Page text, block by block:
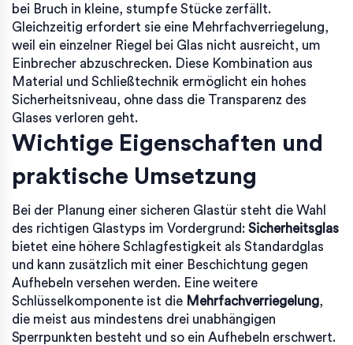
bei Bruch in kleine, stumpfe Stücke zerfällt.
Gleichzeitig erfordert sie eine Mehrfachverriegelung,
weil ein einzelner Riegel bei Glas nicht ausreicht, um
Einbrecher abzuschrecken. Diese Kombination aus
Material und Schließtechnik ermöglicht ein hohes
Sicherheitsniveau, ohne dass die Transparenz des
Glases verloren geht.
Wichtige Eigenschaften und
praktische Umsetzung
Bei der Planung einer sicheren Glastür steht die Wahl
des richtigen Glastyps im Vordergrund: Sicherheitsglas
bietet eine höhere Schlagfestigkeit als Standardglas
und kann zusätzlich mit einer Beschichtung gegen
Aufhebeln versehen werden. Eine weitere
Schlüsselkomponente ist die Mehrfachverriegelung,
die meist aus mindestens drei unabhängigen
Sperrpunkten besteht und so ein Aufhebeln erschwert.